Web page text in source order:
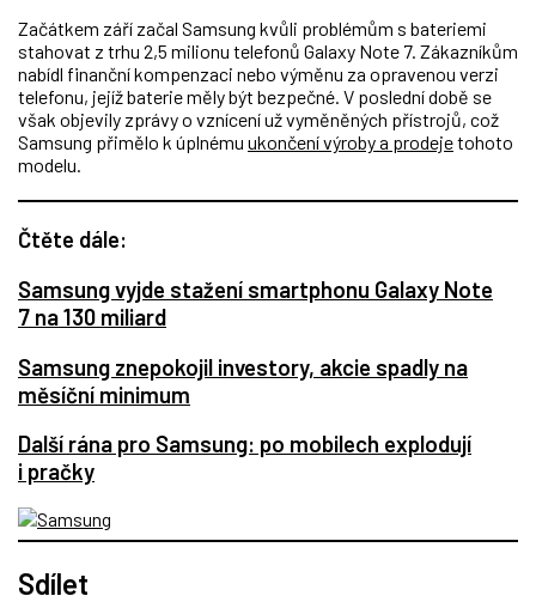
Začátkem září začal Samsung kvůli problémům s bateriemi
stahovat z trhu 2,5 milionu telefonů Galaxy Note 7. Zákazníkům
nabídl finanční kompenzaci nebo výměnu za opravenou verzi
telefonu, jejíž baterie měly být bezpečné. V poslední době se
však objevily zprávy o vznícení už vyměněných přístrojů, což
Samsung přimělo k úplnému ukončení výroby a prodejetohoto
modelu.
Čtěte dále:
Samsung vyjde stažení smartphonu Galaxy Note
7 na 130 miliard
Samsung znepokojil investory, akcie spadly na
měsíční minimum
Další rána pro Samsung: po mobilech explodují
i pračky
Sdílet